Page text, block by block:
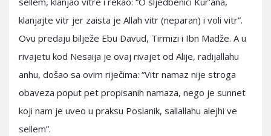
klanjajte vitr jer zaista je Allah vitr (neparan) i voli vitr”.
Ovu predaju bilježe Ebu Davud, Tirmizi i Ibn Madže. A u
rivajetu kod Nesaija je ovaj rivajet od Alije, radijallahu
anhu, došao sa ovim riječima: “Vitr namaz nije stroga
obaveza poput pet propisanih namaza, nego je sunnet
koji nam je uveo u praksu Poslanik, sallallahu alejhi ve
sellem”.